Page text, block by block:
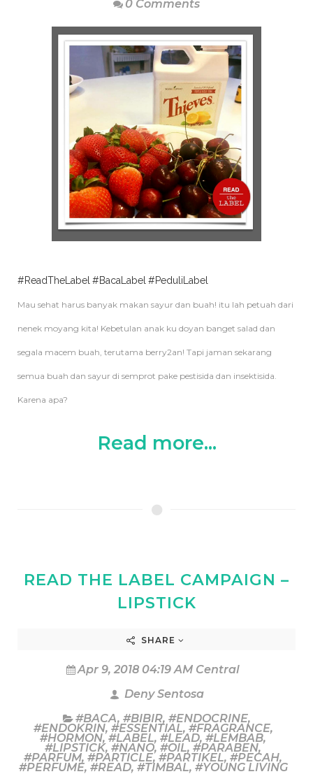
0 Comments
#ReadTheLabel #BacaLabel #PeduliLabel
Mau sehat harus banyak makan sayur dan buah! itu lah petuah dari
nenek moyang kita! Kebetulan anak ku doyan banget salad dan
segala macem buah, terutama berry2an! Tapi jaman sekarang
semua buah dan sayur di semprot pake pestisida dan insektisida.
Karena apa?
Read more...
READ THE LABEL CAMPAIGN –
LIPSTICK
SHARE
Apr 9, 2018 04:19 AM Central
Deny Sentosa
#BACA, #BIBIR, #ENDOCRINE,
#ENDOKRIN, #ESSENTIAL, #FRAGRANCE,
#HORMON,#LABEL, #LEAD, #LEMBAB,
#LIPSTICK, #NANO, #OIL, #PARABEN,
#PARFUM, #PARTICLE, #PARTIKEL, #PECAH,
#PERFUME, #READ, #TIMBAL, #YOUNG LIVING